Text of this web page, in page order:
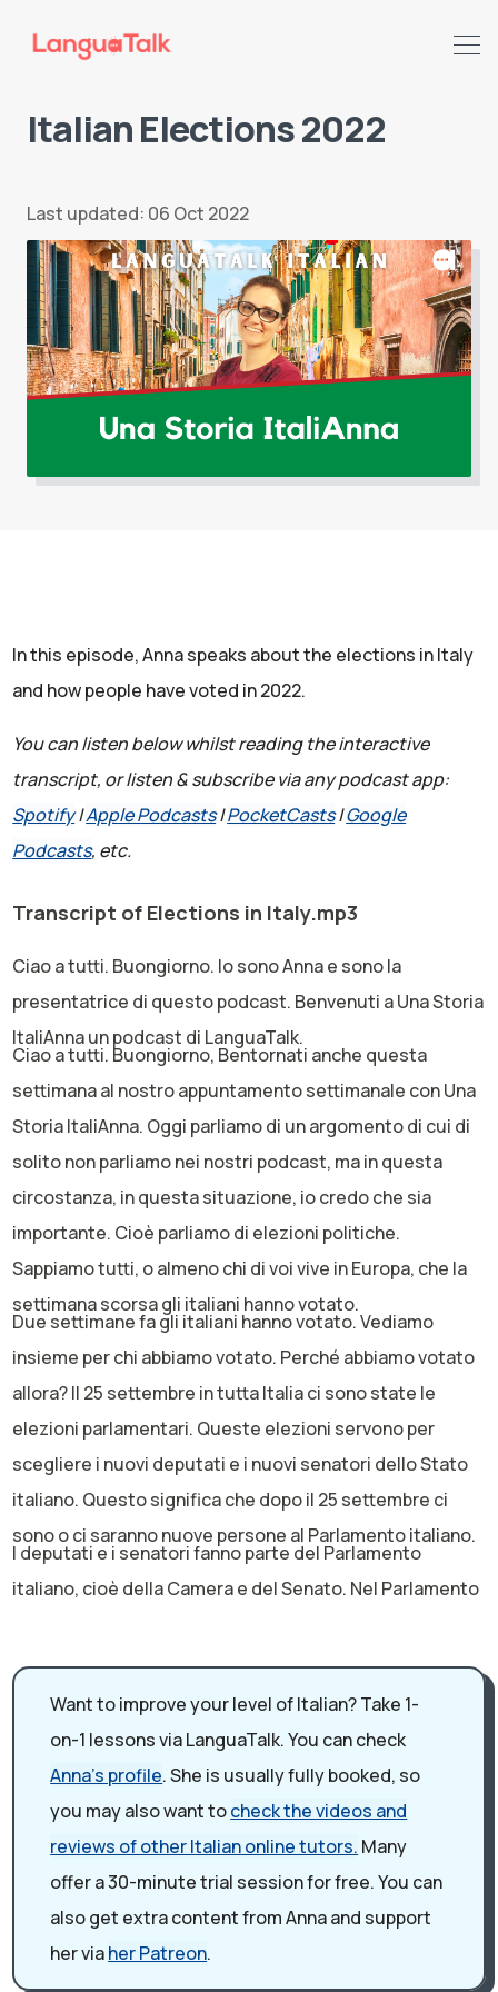
Italian Elections 2022
Last updated: 06 Oct 2022
In this episode, Anna speaks about the elections in Italy
and how people have voted in 2022.
You can listen below whilst reading the interactive
transcript, or listen & subscribe via any podcast app:
Spotify|Apple Podcasts|PocketCasts|Google
Podcasts, etc.
Transcript of Elections in Italy.mp3
Ciao a tutti. Buongiorno. Io sono Anna e sono la
presentatrice di questo podcast. Benvenuti a Una Storia
ItaliAnna un podcast di LanguaTalk.
Ciao a tutti. Buongiorno, Bentornati anche questa
settimana al nostro appuntamento settimanale con Una
Storia ItaliAnna. Oggi parliamo di un argomento di cui di
solito non parliamo nei nostri podcast, ma in questa
circostanza, in questa situazione, io credo che sia
importante. Cioè parliamo di elezioni politiche.
Sappiamo tutti, o almeno chi di voi vive in Europa, che la
settimana scorsa gli italiani hanno votato.
Due settimane fa gli italiani hanno votato. Vediamo
insieme per chi abbiamo votato. Perché abbiamo votato
allora? Il 25 settembre in tutta Italia ci sono state le
elezioni parlamentari. Queste elezioni servono per
scegliere i nuovi deputati e i nuovi senatori dello Stato
italiano. Questo significa che dopo il 25 settembre ci
sono o ci saranno nuove persone al Parlamento italiano.
I deputati e i senatori fanno parte del Parlamento
italiano, cioè della Camera e del Senato. Nel Parlamento
hanno votato i candidati del Parlamento che si sono
presentati alle elezioni. I candidati del Parlamento sono
dei politici.
Ok, quindi questi candidati sono delle degli italiani che
vogliono fare parte del Parlamento per fare le leggi e per
decidere le cose più importanti per lo Stato italiano e
per i cittadini italiani. Per votare i deputati e i senatori
alle elezioni del 25 settembre un italiano deve essere
maggiorenne, cioè deve avere compiuto 18 anni. E per
Want to improve your level of Italian? Take 1-
on-1 lessons via LanguaTalk. You can check
Anna's profile. She is usually fully booked, so
you may also want tocheck the videos and
reviews of other Italian online tutors. Many
offer a 30-minute trial session for free. You can
also get extra content from Anna and support
her viaher Patreon.